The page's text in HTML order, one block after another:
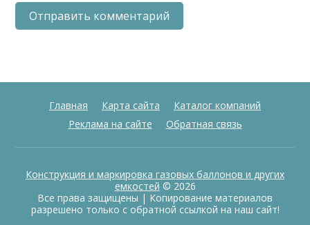
Главная Карта сайта
Каталог компаний
Реклама на сайте
Обратная связь
Конструкция и маркировка газовых баллонов и других
емкостей © 2026
Все права защищены | Копирование материалов
разрешено только с обратной ссылкой на наш сайт!